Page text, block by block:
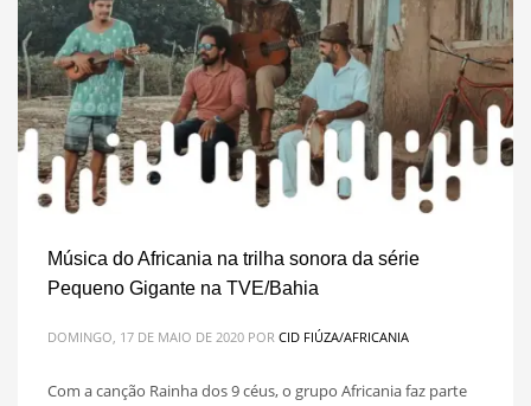
Música do Africania na trilha sonora da série
Pequeno Gigante na TVE/Bahia
DOMINGO, 17 DE MAIO DE 2020 POR CID FIÚZA/AFRICANIA
Com a canção Rainha dos 9 céus, o grupo Africania faz parte